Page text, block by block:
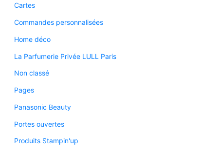
Cartes
Commandes personnalisées
Home déco
La Parfumerie Privée LULL Paris
Non classé
Pages
Panasonic Beauty
Portes ouvertes
Produits Stampin'up